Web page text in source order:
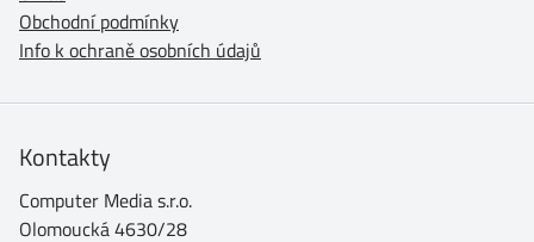
Obchodní podmínky
Info k ochraně osobních údajů
Kontakty
Computer Media s.r.o.
Olomoucká 4630/28